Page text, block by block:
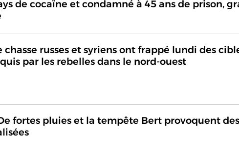
de cocaïne et condamné à 45 ans de prison,
chasse russes et syriens ont frappé lundi des
par les rebelles dans le nord-ouest
fortes pluies et la tempête Bert provoquent des